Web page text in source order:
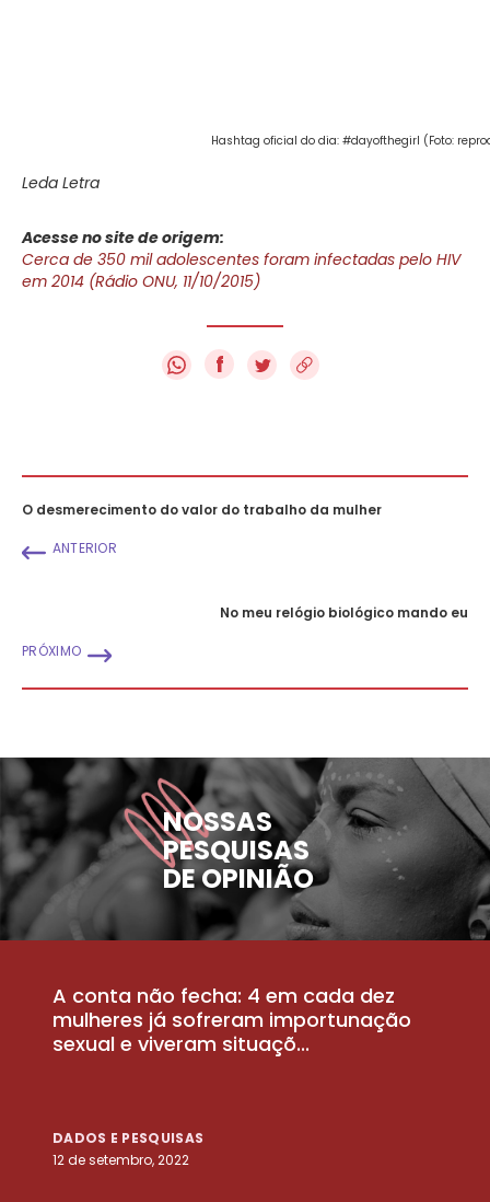
Hashtag oficial do dia: #dayofthegirl (Foto:
Leda Letra
Acesse no site de origem:
Cerca de 350 mil adolescentes foram infectadas pelo HIV
em 2014 (Rádio ONU, 11/10/2015)
f
O desmerecimento do valor do trabalho da mulher
ANTERIOR
No meu relógio biológico mando eu
PRÓXIMO
NOSSAS
PESQUISAS
DE OPINIÃO
A conta não fecha: 4 em cada dez
mulheres já sofreram importunação
sexual e viveram situaçõ...
DADOS E PESQUISAS
12 de setembro, 2022